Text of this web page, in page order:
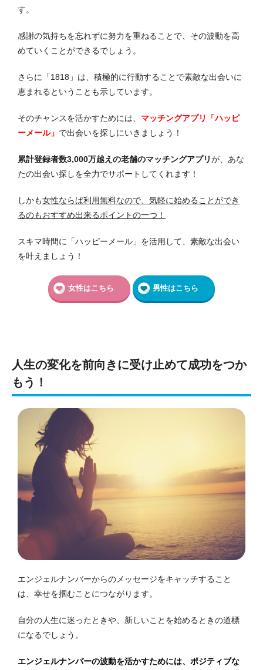
す。
感謝の気持ちを忘れずに努力を重ねることで、その波動を高
めていくことができるでしょう。
さらに「1818」は、積極的に行動することで素敵な出会いに
恵まれるということも示しています。
そのチャンスを活かすためには、 マッチングアプリ「ハッピ
ーメール」 で出会いを探しにいきましょう！
累計登録者数3,000万越えの老舗のマッチングアプリが、あな
たの出会い探しを全力でサポートしてくれます！
しかも女性ならば利用無料なので、気軽に始めることができ
るのもおすすめ出来るポイントの一つ！
スキマ時間に「ハッピーメール」を活用して、素敵な出会い
を叶えましょう！
女性はこちら 男性はこちら
人生の変化を前向きに受け止めて成功をつか
もう！
エンジェルナンバーからのメッセージをキャッチすること
は、幸せを掴むことにつながります。
自分の人生に迷ったときや、新しいことを始めるときの道標
になるでしょう。
エンジェルナンバーの波動を活かすためには、ポジティブな